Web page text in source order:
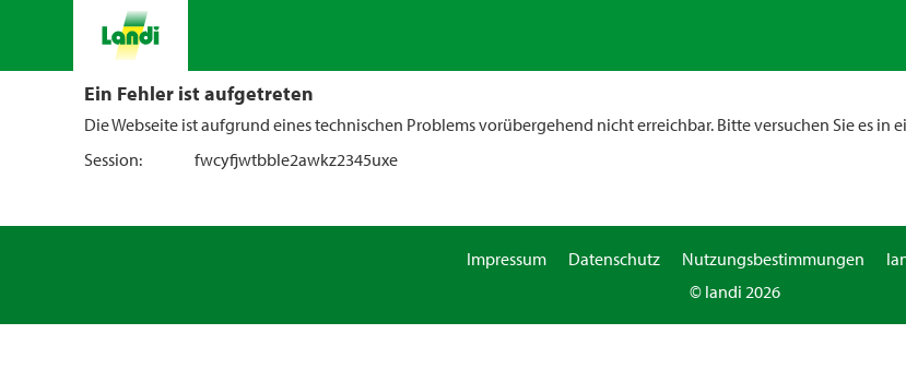
Ein Fehler ist aufgetreten
Die Webseite ist aufgrund eines technischen Problems vorübergehend nicht erreichbar. Bitte versuchen Sie es in
Session:
fwcyfjwtbble2awkz2345uxe
Impressum Datenschutz Nutzungsbestimmungen
© landi 2026